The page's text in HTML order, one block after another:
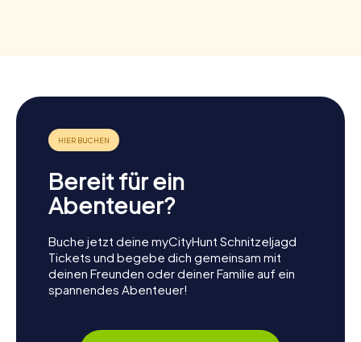
Bereit für ein
Abenteuer?
Buche jetzt deine myCityHunt Schnitzeljagd
Tickets und begebe dich gemeinsam mit
deinen Freunden oder deiner Familie auf ein
spannendes Abenteuer!